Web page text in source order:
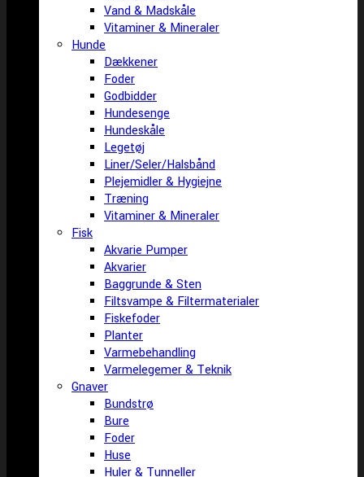
Vand & Madskåle
Vitaminer & Mineraler
Hunde
Dækkener
Foder
Godbidder
Hundesenge
Hundeskåle
Legetøj
Liner/Seler/Halsbånd
Plejemidler & Hygiejne
Træning
Vitaminer & Mineraler
Fisk
Akvarie Pumper
Akvarier
Baggrunde & Sten
Filtsvampe & Filtermaterialer
Fiskefoder
Planter
Varmebehandling
Varmelegemer & Teknik
Gnaver
Bundstrø
Bure
Foder
Huse
Huler & Tunneller